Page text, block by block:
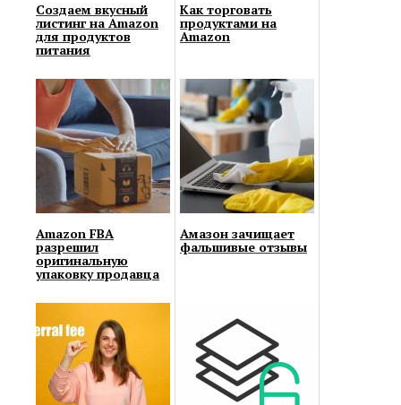
Создаем вкусный
листинг на Amazon
для продуктов
питания
Как торговать
продуктами на
Amazon
Amazon FBA
разрешил
оригинальную
упаковку продавца
Амазон зачищает
фальшивые отзывы